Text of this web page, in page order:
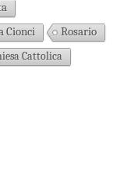
Cionci
Rosario
Cattolica